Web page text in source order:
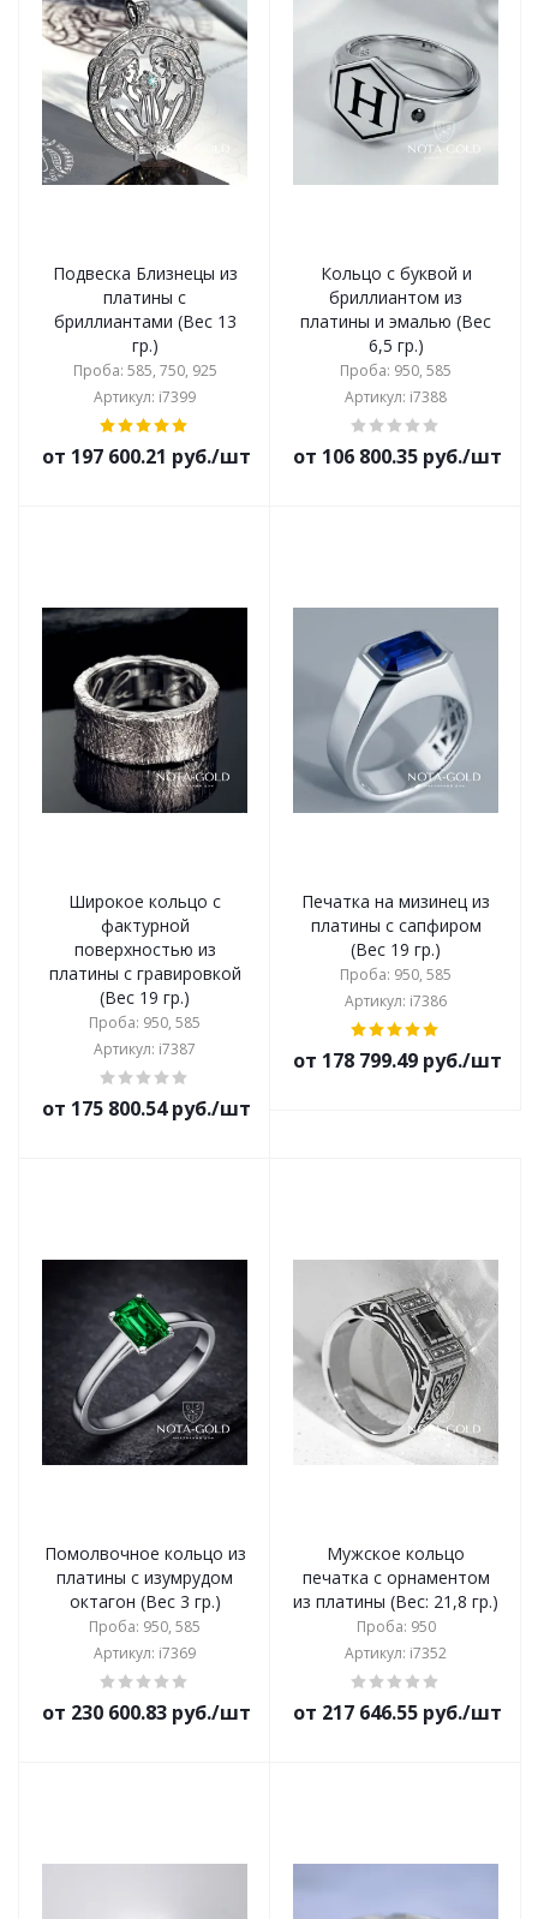
Подвеска Близнецы из
платины с
бриллиантами (Вес 13
гр.)
Проба: 585, 750, 925
Артикул: i7399
от 197 600.21 руб./шт
Кольцо с буквой и
бриллиантом из
платины и эмалью (Вес
6,5 гр.)
Проба: 950, 585
Артикул: i7388
от 106 800.35 руб./шт
Широкое кольцо с
фактурной
поверхностью из
платины с гравировкой
(Вес 19 гр.)
Проба: 950, 585
Артикул: i7387
от 175 800.54 руб./шт
Печатка на мизинец из
платины с сапфиром
(Вес 19 гр.)
Проба: 950, 585
Артикул: i7386
от 178 799.49 руб./шт
Помолвочное кольцо из
платины с изумрудом
октагон (Вес 3 гр.)
Проба: 950, 585
Артикул: i7369
от 230 600.83 руб./шт
Мужское кольцо
печатка с орнаментом
из платины (Вес: 21,8 гр.)
Проба: 950
Артикул: i7352
от 217 646.55 руб./шт